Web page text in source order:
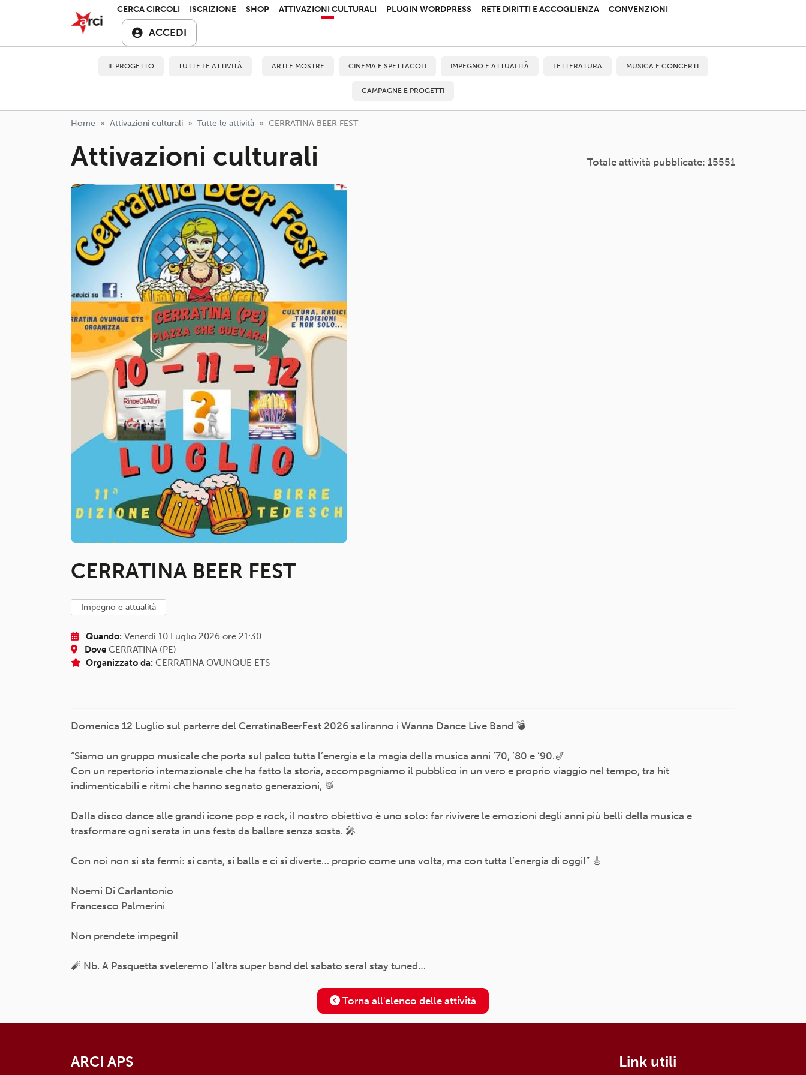
Salta al contenuto principale
ARCI APSCERCA CIRCOLI ISCRIZIONE SHOP ATTIVAZIONI CULTURALI PLUGIN WORDPRESS RETE DIRITTI E ACCOGLIENZA CONVENZIONI
ACCEDI
IL PROGETTO TUTTE LE ATTIVITÀ ARTI E MOSTRE CINEMA E SPETTACOLI IMPEGNO E ATTUALITÀ LETTERATURA MUSICA E CONCERTI
CAMPAGNE E PROGETTI
Home Attivazioni culturali Tutte le attività CERRATINA BEER FEST
Attivazioni culturali Totale attività pubblicate: 15551
CERRATINA BEER FEST
impegno e attualità
Quando: Venerdì 10 Luglio 2026 ore 21:30
Dove CERRATINA (PE)
Organizzato da: CERRATINA OVUNQUE ETS
Domenica 12 Luglio sul parterre del CerratinaBeerFest 2026 saliranno i Wanna Dance Live Band 💣
“Siamo un gruppo musicale che porta sul palco tutta l’energia e la magia della musica anni ’70, ’80 e ’90.🎷
Con un repertorio internazionale che ha fatto la storia, accompagniamo il pubblico in un vero e proprio viaggio nel tempo, tra hit
indimenticabili e ritmi che hanno segnato generazioni, 🥁
Dalla disco dance alle grandi icone pop e rock, il nostro obiettivo è uno solo: far rivivere le emozioni degli anni più belli della musica e
trasformare ogni serata in una festa da ballare senza sosta. 🎤
Con noi non si sta fermi: si canta, si balla e ci si diverte… proprio come una volta, ma con tutta l’energia di oggi!” 🎸
Noemi Di Carlantonio
Francesco Palmerini
Non prendete impegni!
🧨 Nb. A Pasquetta sveleremo l’altra super band del sabato sera! stay tuned…
Torna all'elenco delle attività
ARCI APS Link utili